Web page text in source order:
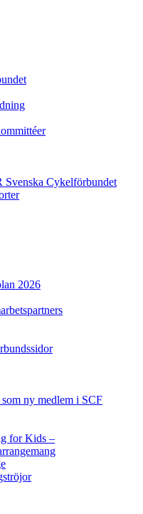
Svenska Cykelförbundet
2026
ny medlem i SCF
for Kids –